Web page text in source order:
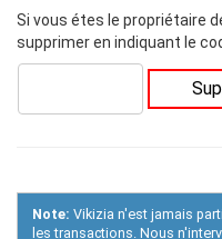
Si vous étes le propriétaire
supprimer en indiquant le
Note: Vikizia n'est jamais
les transactions. Nous